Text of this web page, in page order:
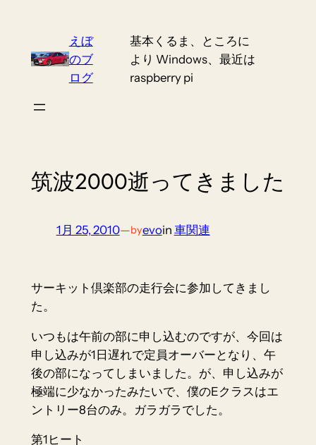
content
えぼ
のブ
ログ
基本くるま、ところに
より Windows、最近は
raspberry pi
筑波2000逝ってきました
1月 25, 2010—byevoin 車関連
サーキット倶楽部の走行会に参加してきまし
た。
いつもは午前の部に申し込むのですが、今回は
申し込みが1日遅れで定員オーバーとなり、午
後の部になってしまいました。が、申し込みが
極端に少なかったみたいで、僕のEクラスはエ
ントリー8台のみ。ガラガラでした。
第1ヒート